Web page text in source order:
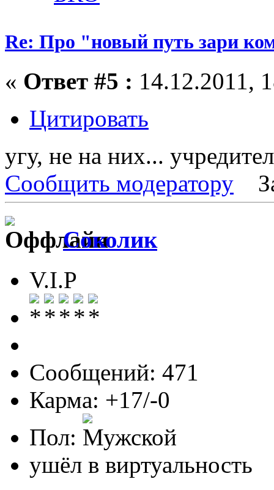
Re: Про "новый путь зари
« Ответ #5 : 14.12.2011,
Цитировать
угу, не на них...
Сообщить модератору
Соколик
V.I.P
Сообщений: 471
Карма: +17/-0
Пол:
ушёл в виртуальность